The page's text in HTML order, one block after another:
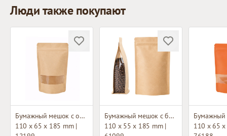
Люди также покупают
Бумажный мешок с окном и застежкой зип-лок
110 x 65 x 185 mm |
Бумажный мешок с боковым окном и застежкой зип-лок
110 x 55 x 185 mm |
110 x 65